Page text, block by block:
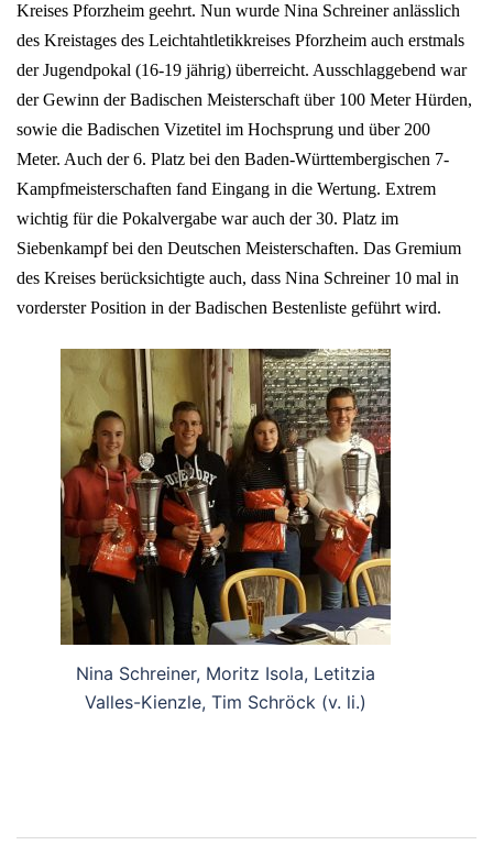
Kreises Pforzheim geehrt. Nun wurde Nina Schreiner anlässlich
des Kreistages des Leichtahtletikkreises Pforzheim auch erstmals
der Jugendpokal (16-19 jährig) überreicht. Ausschlaggebend war
der Gewinn der Badischen Meisterschaft über 100 Meter Hürden,
sowie die Badischen Vizetitel im Hochsprung und über 200
Meter. Auch der 6. Platz bei den Baden-Württembergischen 7-
Kampfmeisterschaften fand Eingang in die Wertung. Extrem
wichtig für die Pokalvergabe war auch der 30. Platz im
Siebenkampf bei den Deutschen Meisterschaften. Das Gremium
des Kreises berücksichtigte auch, dass Nina Schreiner 10 mal in
vorderster Position in der Badischen Bestenliste geführt wird.
Nina Schreiner, Moritz Isola, Letitzia
Valles-Kienzle, Tim Schröck (v. li.)